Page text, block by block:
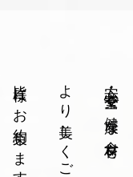
皆様にお約束します。 安心・安全で健康な食材を